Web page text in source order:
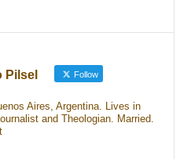
Pilsel Follow
Aires, Argentina. Lives in
and Theologian. Married.